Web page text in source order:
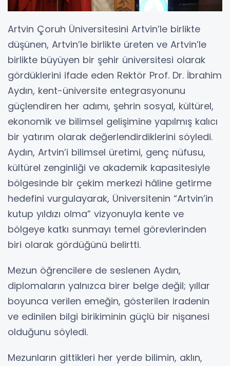
Artvin Çoruh Üniversitesini Artvin’le birlikte
düşünen, Artvin’le birlikte üreten ve Artvin’le
birlikte büyüyen bir şehir üniversitesi olarak
gördüklerini ifade eden Rektör Prof. Dr. İbrahim
Aydın, kent-üniversite entegrasyonunu
güçlendiren her adımı, şehrin sosyal, kültürel,
ekonomik ve bilimsel gelişimine yapılmış kalıcı
bir yatırım olarak değerlendirdiklerini söyledi.
Aydın, Artvin’i bilimsel üretimi, genç nüfusu,
kültürel zenginliği ve akademik kapasitesiyle
bölgesinde bir çekim merkezi hâline getirme
hedefini vurgulayarak, Üniversitenin “Artvin’in
kutup yıldızı olma” vizyonuyla kente ve
bölgeye katkı sunmayı temel görevlerinden
biri olarak gördüğünü belirtti.
Mezun öğrencilere de seslenen Aydın,
diplomaların yalnızca birer belge değil; yıllar
boyunca verilen emeğin, gösterilen iradenin
ve edinilen bilgi birikiminin güçlü bir nişanesi
olduğunu söyledi.
Mezunların gittikleri her yerde bilimin, aklın,